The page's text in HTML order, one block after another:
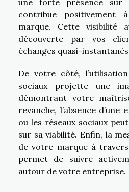
contribue positivement
marque. Cette visibilité
découverte par vos
échanges quasi-
De votre côté,
sociaux projette une
démontrant votre
revanche, l’absence
ou les réseaux sociaux
sur sa viabilité. Enfin, la
de votre marque à
permet de suivre
autour de votre entreprise.